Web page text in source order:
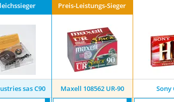
Acer Aspire
Preis-Leistungs-Sieger
sas C90 Maxell 108562 UR-90 Sony